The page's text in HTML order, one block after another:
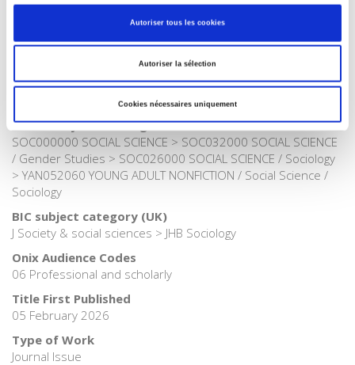
Autoriser tous les cookies
Autoriser la sélection
Cookies nécessaires uniquement
Gender studies
Publisher Category
Publisher Category
BISAC Subject Heading
SOC000000 SOCIAL SCIENCE > SOC032000 SOCIAL SCIENCE
/ Gender Studies > SOC026000 SOCIAL SCIENCE / Sociology
> YAN052060 YOUNG ADULT NONFICTION / Social Science /
Sociology
BIC subject category (UK)
J Society & social sciences > JHB Sociology
Onix Audience Codes
06 Professional and scholarly
Title First Published
05 February 2026
Type of Work
Journal Issue